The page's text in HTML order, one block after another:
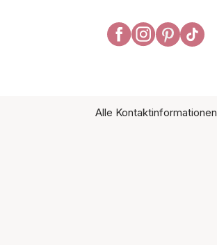
Alle Kontaktinformationen